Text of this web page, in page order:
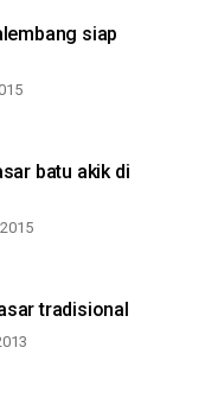
siap
batu akik di
tradisional